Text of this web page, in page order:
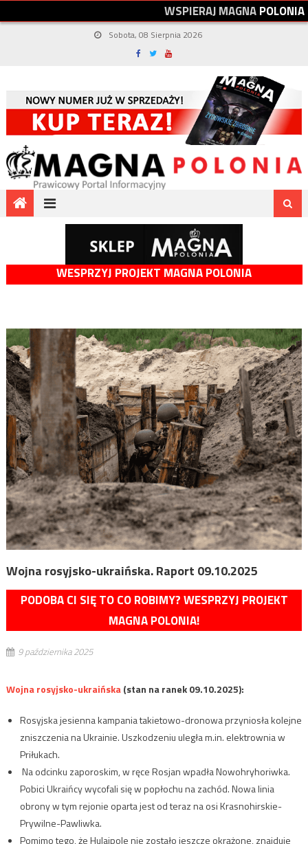
WSPIERAJMAGNAPOLONIA
Sobota, 08 Sierpnia 2026
WESPRZYJ PROJEKT MAGNA POLONIA
Wojna rosyjsko-ukraińska. Raport 09.10.2025
PODOBA CI SIĘ TO CO ROBIMY? WESPRZYJ PROJEKT
MAGNA POLONIA!
9 października 2025
Wojna rosyjsko-ukraińska(stan na ranek 09.10.2025):
Rosyjska jesienna kampania takietowo-dronowa przyniosła kolejne
zniszczenia na Ukrainie. Uszkodzeniu uległa m.in. elektrownia w
Priłukach.
Na odcinku zaporoskim, w ręce Rosjan wpadła Nowohryhoriwka.
Pobici Ukraińcy wycofali się w popłochu na zachód. Nowa linia
obrony w tym rejonie oparta jest od teraz na osi Krasnohirskie-
Prywilne-Pawliwka.
Pomimo tego, że Hulajpole nie zostało jeszcze okrążone, znajduje